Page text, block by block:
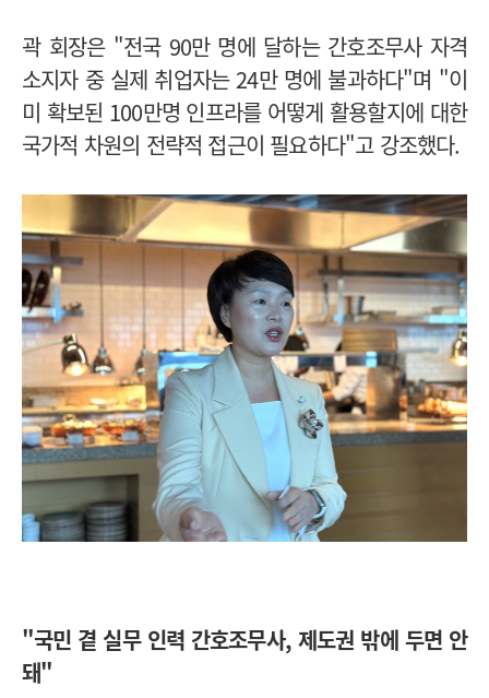
곽 회장은 "전국 90만 명에 달하는 간호조무사 자격
소지자 중 실제 취업자는 24만 명에 불과하다"며 "이
미 확보된 100만명 인프라를 어떻게 활용할지에 대한
국가적 차원의 전략적 접근이 필요하다"고 강조했다.
"국민 곁 실무 인력 간호조무사, 제도권 밖에 두면 안
돼"